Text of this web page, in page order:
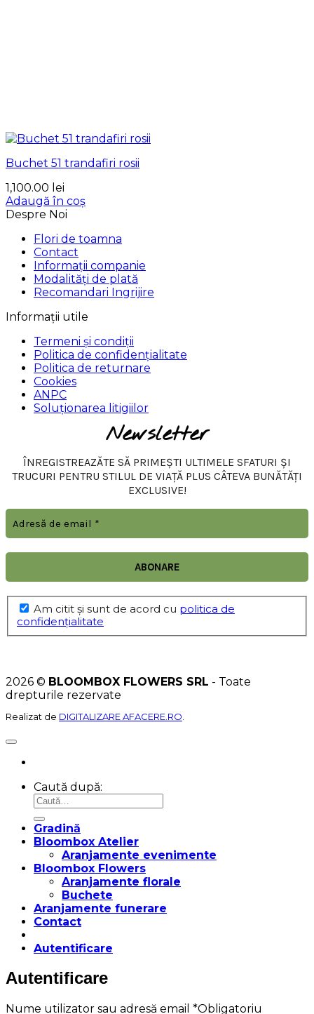
Buchet 51 trandafiri rosii
1,100.00 lei
Adaugă în coș
Despre Noi
Flori de toamna
Contact
Informații companie
Modalități de plată
Recomandari Ingrijire
Informații utile
Termeni și condiții
Politica de confidențialitate
Politica de returnare
Cookies
ANPC
Soluționarea litigiilor
Newsletter
ÎNREGISTREAZĂTE SĂ PRIMEȘTI ULTIMELE SFATURI ȘI
TRUCURI PENTRU STILUL DE VIAȚĂ PLUS CÂTEVA BUNĂTĂȚI
EXCLUSIVE!
Am citit şi sunt de acord cu politica de
confidențialitate
2026 © BLOOMBOX FLOWERS SRL - Toate
drepturile rezervate
Realizat de DIGITALIZARE AFACERE.RO
Caută după:
Gradină
Bloombox Atelier
Aranjamente evenimente
Bloombox Flowers
Aranjamente florale
Buchete
Aranjamente funerare
Contact
Autentificare
Autentificare
Nume utilizator sau adresă email *Obligatoriu